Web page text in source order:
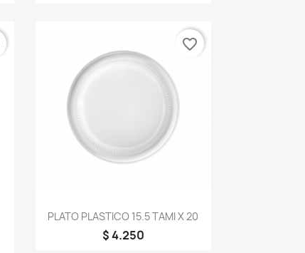
Vista rápida
PLATO PLASTICO 15.5 TAMI X 20
$ 4.250
favorite_border